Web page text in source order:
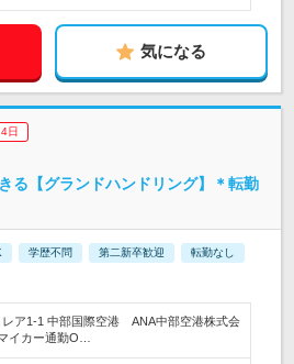
気になる
日
る【グランドハンドリング】＊転勤
学歴不問 第二新卒歓迎 転勤なし
レア1-1 中部国際空港 ANA中部空港株式会
イカー通勤O…